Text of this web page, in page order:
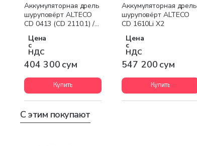
Аккумуляторная дрель
шуруповёрт ALTECO
CD 0413 (CD 2110.1) /
Цена
с
НДС
404 300 сум
Купить
Аккумуляторная дрель
шуруповёрт ALTECO
CD 1610Li X2
Цена
с
НДС
547 200 сум
Купить
С этим покупают